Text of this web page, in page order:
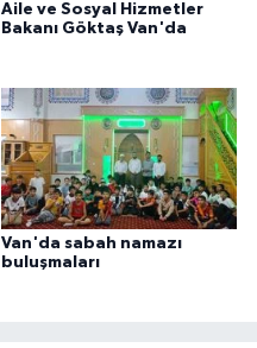
Aile ve Sosyal Hizmetler
Bakanı Göktaş Van'da
Van'da sabah namazı
buluşmaları